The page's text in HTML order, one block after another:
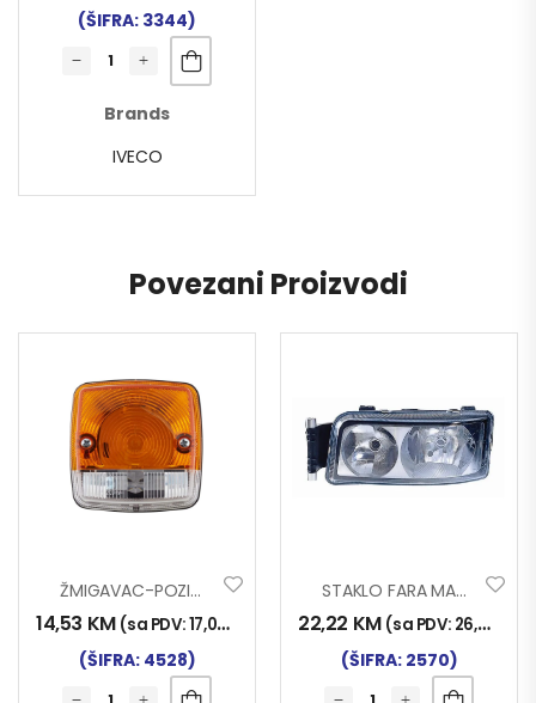
(ŠIFRA: 3344)
Brands
IVECO
Povezani Proizvodi
ŽMIGAVAC-POZICIJA KV
14,53 KM (sa PDV:17,00
(ŠIFRA: 4528)
STAKLO FARA MAN TG-A LIJEVO
22,22 KM (sa PDV: 26,00
(ŠIFRA: 2570)